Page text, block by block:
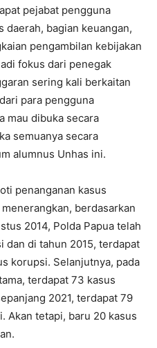
pejabat pengguna
daerah, bagian keuangan,
pengambilan kebijakan
fokus dari penegak
sering kali berkaitan
para pengguna
mau dibuka secara
semuanya secara
alumnus Unhas ini.
penanganan kasus
berdasarkan
2014, Polda Papua telah
dan di tahun 2015, terdapat
korupsi. Selanjutnya, pada
terdapat 73 kasus
2021, terdapat 79
Akan tetapi, baru 20 kasus